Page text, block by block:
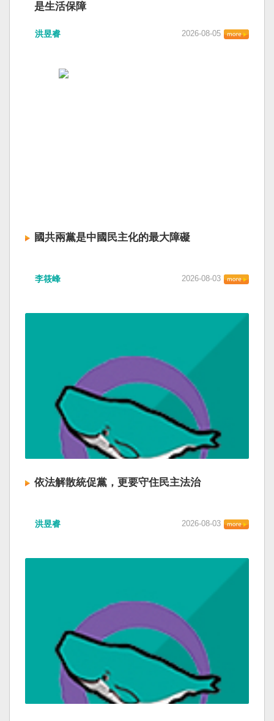
是生活保障
洪昱睿 2026-08-05
國共兩黨是中國民主化的最大障礙
李筱峰 2026-08-03
依法解散統促黨，更要守住民主法治
洪昱睿 2026-08-03